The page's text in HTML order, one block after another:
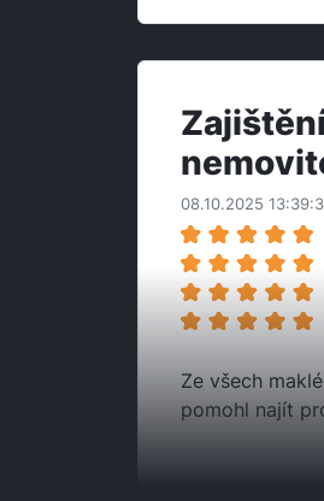
08.10.2025
Ze všech
pomohl najít